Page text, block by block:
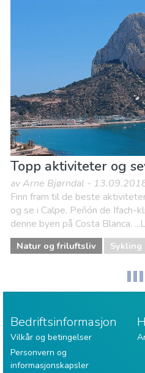
Topp aktiviteter og
av Arne Bjørndal -
Finn fram til de beste
og se i Calpe. Peñón de Ifach-
denne byen på Costa Blanca.
Natur og friluftsliv Sykling
Bedriftsinformasjon
Vilkår og betingelser
Personvern og
informasjonskapsler